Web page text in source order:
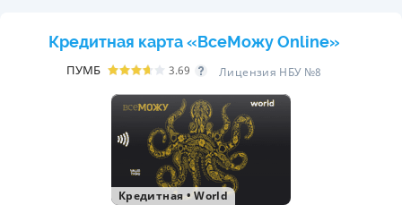
Кредитная карта «ВсеМожу Online»
ПУМБ 3.69 Лицензия НБУ №8
Кредитная •World